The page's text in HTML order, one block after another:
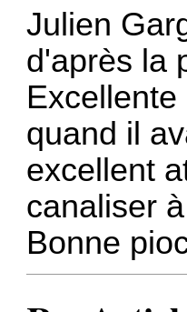
Julien
d'après la
quand il
excellent
canaliser
Bonne